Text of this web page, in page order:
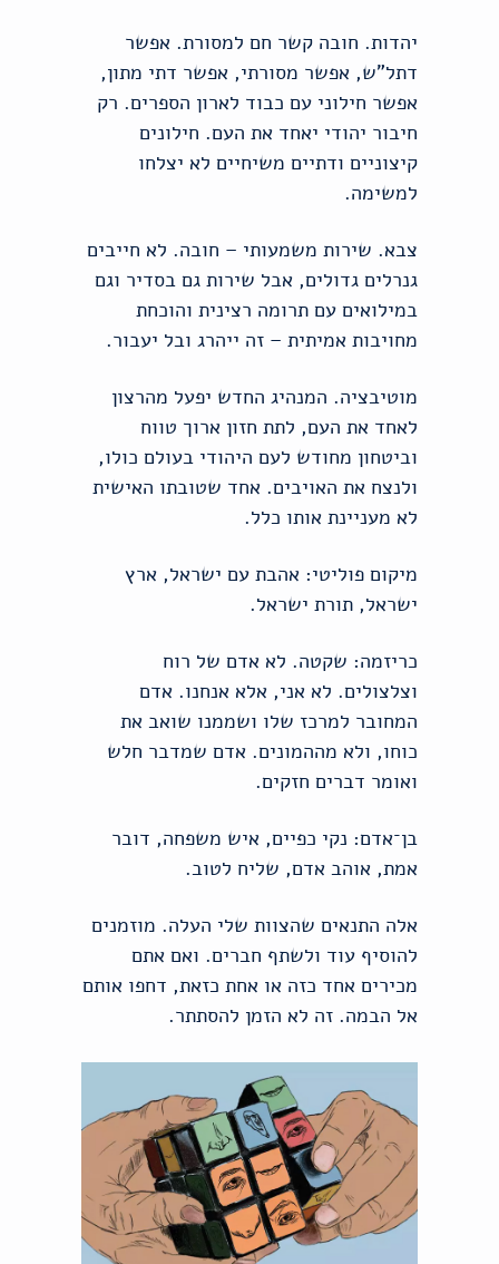
יהדות. חובה קשר חם למסורת. אפשר
דתל"ש, אפשר מסורתי, אפשר דתי מתון,
אפשר חילוני עם כבוד לארון הספרים. רק
חיבור יהודי יאחד את העם. חילונים
קיצוניים ודתיים משיחיים לא יצלחו
למשימה.
צבא. שירות משמעותי – חובה. לא חייבים
גנרלים גדולים, אבל שירות גם בסדיר וגם
במילואים עם תרומה רצינית והוכחת
מחויבות אמיתית – זה ייהרג ובל יעבור.
מוטיבציה. המנהיג החדש יפעל מהרצון
לאחד את העם, לתת חזון ארוך טווח
וביטחון מחודש לעם היהודי בעולם כולו,
ולנצח את האויבים. אחד שטובתו האישית
לא מעניינת אותו כלל.
מיקום פוליטי: אהבת עם ישראל, ארץ
ישראל, תורת ישראל.
כריזמה: שקטה. לא אדם של רוח
וצלצולים. לא אני, אלא אנחנו. אדם
המחובר למרכז שלו ושממנו שואב את
כוחו, ולא מההמונים. אדם שמדבר חלש
ואומר דברים חזקים.
בן־אדם: נקי כפיים, איש משפחה, דובר
אמת, אוהב אדם, שליח לטוב.
אלה התנאים שהצוות שלי העלה. מוזמנים
להוסיף עוד ולשתף חברים. ואם אתם
מכירים אחד כזה או אחת כזאת, דחפו אותם
אל הבמה. זה לא הזמן להסתתר.